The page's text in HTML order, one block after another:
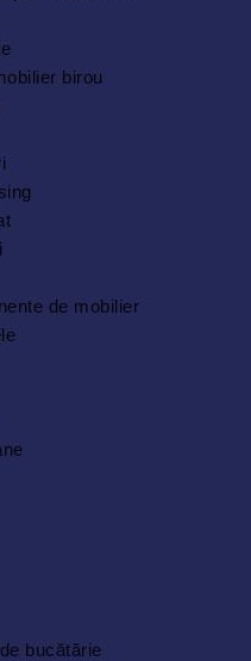
birou
de mobilier
bucătărie